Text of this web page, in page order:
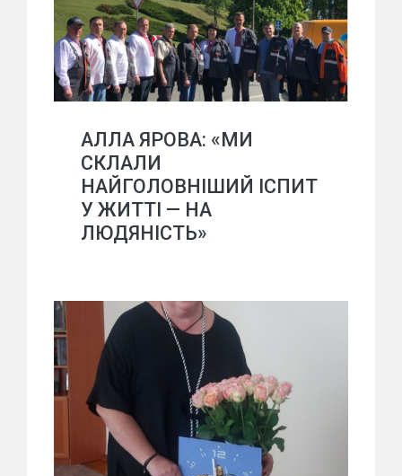
АЛЛА ЯРОВА: «МИ
СКЛАЛИ
НАЙГОЛОВНІШИЙ ІСПИТ
У ЖИТТІ — НА
ЛЮДЯНІСТЬ»